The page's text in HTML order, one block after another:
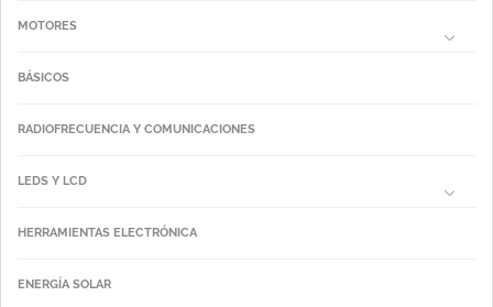
MOTORES
BÁSICOS
RADIOFRECUENCIA Y COMUNICACIONES
LEDS Y LCD
HERRAMIENTAS ELECTRÓNICA
ENERGÍA SOLAR